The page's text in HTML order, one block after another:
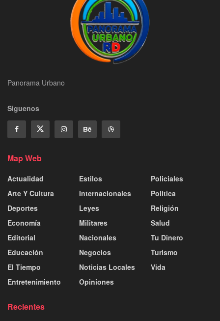
Panorama Urbano
Siguenos
Map Web
Actualidad
Arte Y Cultura
Deportes
Economía
Editorial
Educación
El Tiempo
Entretenimiento
Estilos
Internacionales
Leyes
Militares
Nacionales
Negocios
Noticias Locales
Opiniones
Policiales
Politica
Religión
Salud
Tu Dinero
Turismo
Vida
Recientes